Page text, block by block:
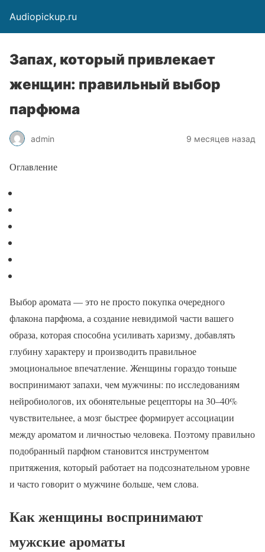
Audiopickup.ru
Запах, который привлекает
женщин: правильный выбор
парфюма
admin 9 месяцев назад
Оглавление
Выбор аромата — это не просто покупка очередного
флакона парфюма, а создание невидимой части вашего
образа, которая способна усиливать харизму, добавлять
глубину характеру и производить правильное
эмоциональное впечатление. Женщины гораздо тоньше
воспринимают запахи, чем мужчины: по исследованиям
нейробиологов, их обонятельные рецепторы на 30–40%
чувствительнее, а мозг быстрее формирует ассоциации
между ароматом и личностью человека. Поэтому правильно
подобранный парфюм становится инструментом
притяжения, который работает на подсознательном уровне
и часто говорит о мужчине больше, чем слова.
Как женщины воспринимают
мужские ароматы